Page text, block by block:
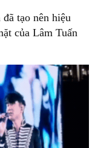
tạo nên hiệu
của Lâm Tuấn